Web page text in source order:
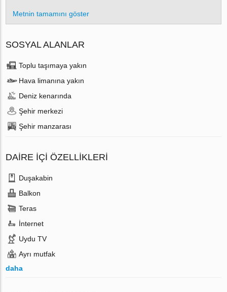
Metnin tamamını göster
SOSYAL ALANLAR
Toplu taşımaya yakın
Hava limanına yakın
Deniz kenarında
Şehir merkezi
Şehir manzarası
DAIRE IÇI ÖZELLIKLERI
Duşakabin
Balkon
Teras
İnternet
Uydu TV
Ayrı mutfak
daha